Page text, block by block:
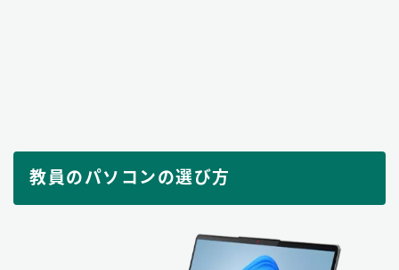
教員のパソコンの選び方